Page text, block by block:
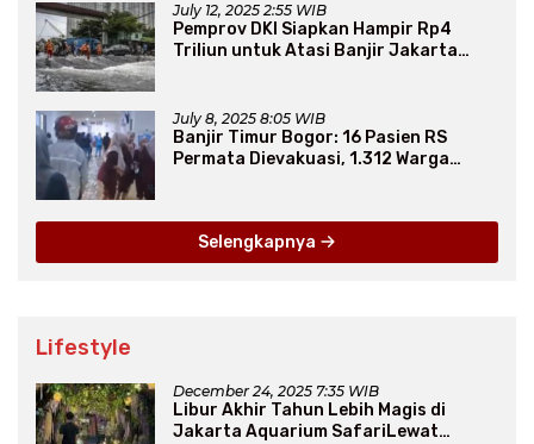
July 12, 2025 2:55 WIB
Pemprov DKI Siapkan Hampir Rp4
Triliun untuk Atasi Banjir Jakarta
July 8, 2025 8:05 WIB
Banjir Timur Bogor: 16 Pasien RS
Permata Dievakuasi, 1.312 Warga
Selengkapnya
Lifestyle
December 24, 2025 7:35 WIB
Libur Akhir Tahun Lebih Magis di
Jakarta Aquarium SafariLewat